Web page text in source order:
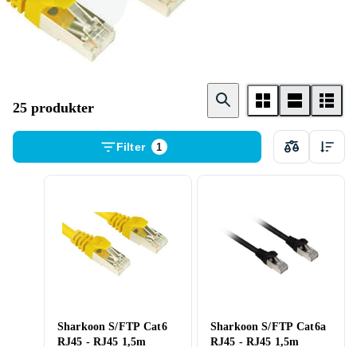
Ethernetkabel
25 produkter
Filter 1
Sharkoon S/FTP Cat6
RJ45 - RJ45 1,5m
Sharkoon S/FTP Cat6a
RJ45 - RJ45 1,5m